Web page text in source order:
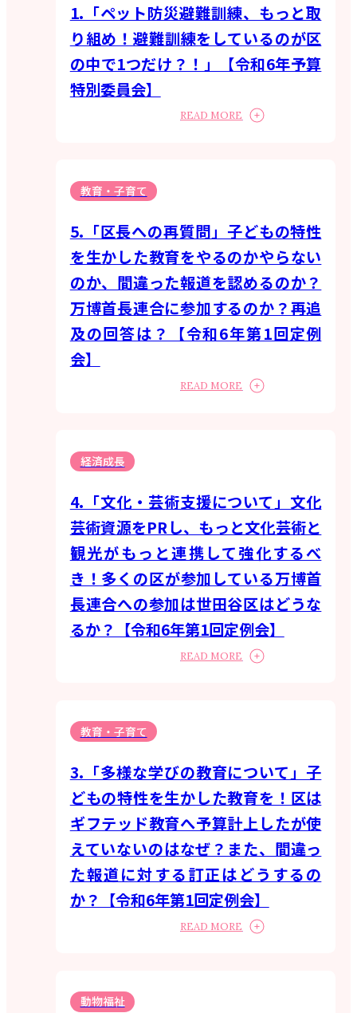
1.「ペット防災避難訓練、もっと取
り組め！避難訓練をしているのが区
の中で1つだけ？！」【令和6年予算
特別委員会】
READ MORE
教育・子育て
5.「区長への再質問」子どもの特性
を生かした教育をやるのかやらない
のか、間違った報道を認めるのか？
万博首長連合に参加するのか？再追
及の回答は？【令和6年第1回定例
会】
READ MORE
経済成長
4.「文化・芸術支援について」文化
芸術資源をPRし、もっと文化芸術と
観光がもっと連携して強化するべ
き！多くの区が参加している万博首
長連合への参加は世田谷区はどうな
るか？【令和6年第1回定例会】
READ MORE
教育・子育て
3.「多様な学びの教育について」子
どもの特性を生かした教育を！区は
ギフテッド教育へ予算計上したが使
えていないのはなぜ？また、間違っ
た報道に対する訂正はどうするの
か？【令和6年第1回定例会】
READ MORE
動物福祉